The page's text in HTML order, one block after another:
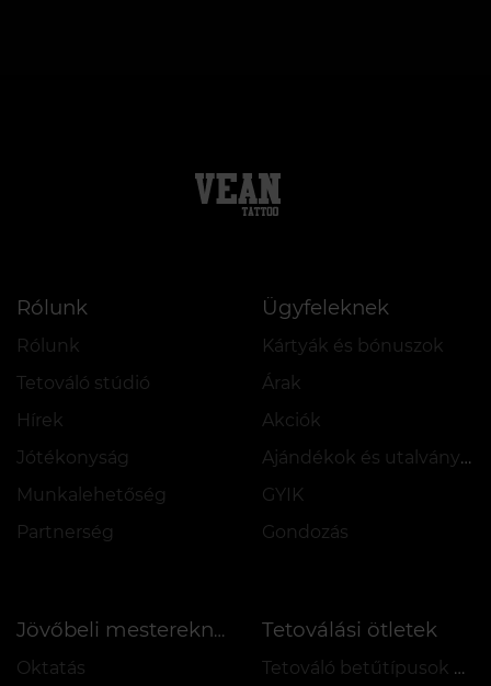
Rólunk
Rólunk
Tetováló stúdió
Hírek
Jótékonyság
Munkalehetőség
Partnerség
Ügyfeleknek
Kártyák és bónuszok
Árak
Akciók
Ajándékok és utalványok
GYIK
Gondozás
Jövőbeli mestereknek
Oktatás
Tetoválási ötletek
Tetováló betűtípusok online